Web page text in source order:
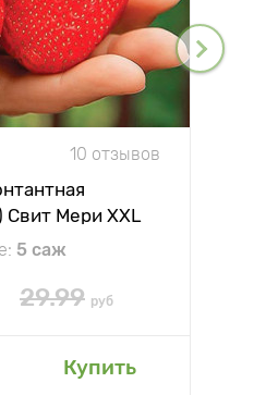
10 отзывов
Свит Мери XXL
5 саж
29.99 руб
Купить